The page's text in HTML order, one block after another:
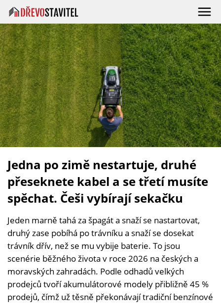
Jedna po zimě nestartuje, druhé
přeseknete kabel a se třetí musíte
spěchat. Češi vybírají sekačku
Jeden marně tahá za špagát a snaží se nastartovat,
druhý zase pobíhá po trávníku a snaží se dosekat
trávník dřív, než se mu vybije baterie. To jsou
scenérie běžného života v roce 2026 na českých a
moravských zahradách. Podle odhadů velkých
prodejců tvoří akumulátorové modely přibližně 45 %
prodejů, čímž už těsně překonávají tradiční benzínové